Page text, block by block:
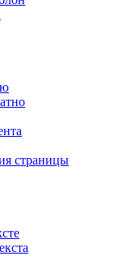
страницы